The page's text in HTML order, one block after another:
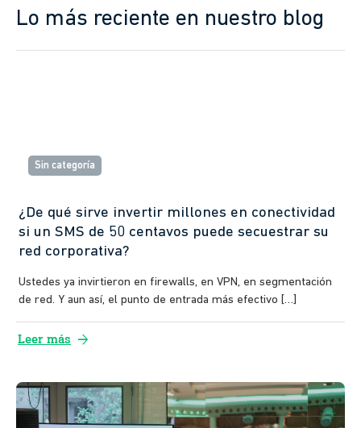
Lo más reciente en nuestro blog
Sin categoría
¿De qué sirve invertir millones en conectividad
si un SMS de 50 centavos puede secuestrar su
red corporativa?
Ustedes ya invirtieron en firewalls, en VPN, en segmentación
de red. Y aun así, el punto de entrada más efectivo […]
Leer más arrow_forward